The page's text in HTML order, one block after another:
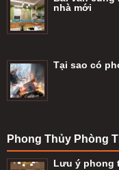
nhà mới
Tại sao có
Phong Thủy Phòng
Lưu ý phong